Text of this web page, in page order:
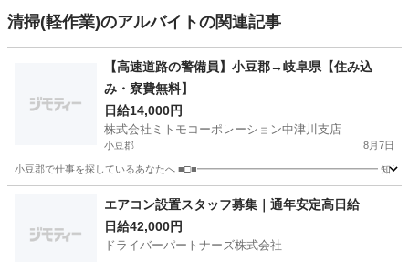
清掃(軽作業)のアルバイトの関連記事
【高速道路の警備員】小豆郡→岐阜県【住み込
み・寮費無料】
日給14,000円
株式会社ミトモコーポレーション中津川支店
小豆郡 8月7日
小豆郡で仕事を探しているあなたへ ■□■━━━━━━━━━━━━━━━━━━ 知らな
給料
エアコン設置スタッフ募集｜通年安定高日給
日給42,000円
ドライバーパートナーズ株式会社